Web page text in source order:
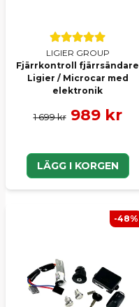
LIGIER GROUP
Fjärrkontroll fjärrsändare
Ligier / Microcar med
elektronik
1 699 kr 989 kr
LÄGG I KORGEN
-48%